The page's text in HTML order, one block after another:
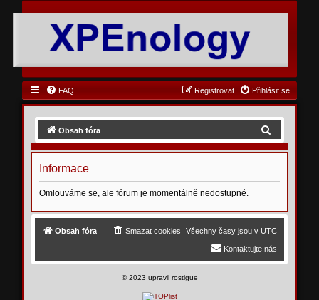
FAQ Přihlásit se
Registrovat
Obsah fóra
d
t
Informace
Omlouváme se, ale fórum je momentálně nedostupné.
Obsah fóra Všechny časy jsou v UTC
Smazat cookies
Kontaktujte nás
©2023 upravil rostigue